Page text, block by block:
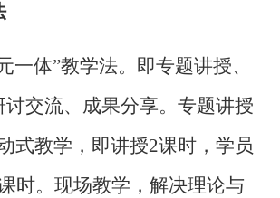
一体”教学法。即专题讲授、
交流、成果分享。专题讲授
式教学，即讲授2课时，学员
时。现场教学，解决理论与